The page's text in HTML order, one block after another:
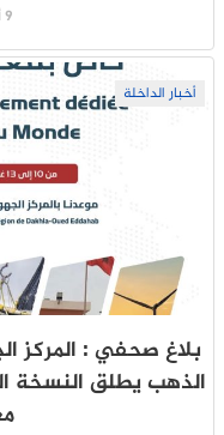
9 أغسطس 2026
أخبار الداخلة
بلاغ صحفي : المركز
الذهب يطلق النسخة